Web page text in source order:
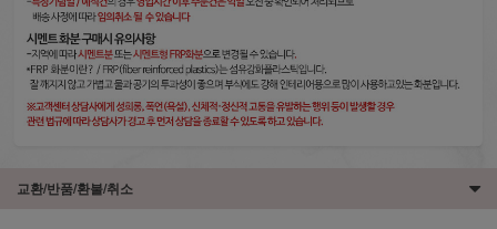
교환/반품/환불/취소